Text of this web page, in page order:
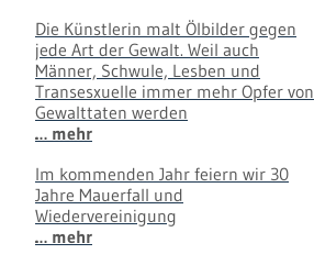
Die Künstlerin malt Ölbilder gegen
jede Art der Gewalt. Weil auch
Männer, Schwule, Lesben und
Transesxuelle immer mehr Opfer von
Gewalttaten werden
… mehr
Im kommenden Jahr feiern wir 30
Jahre Mauerfall und
Wiedervereinigung
… mehr